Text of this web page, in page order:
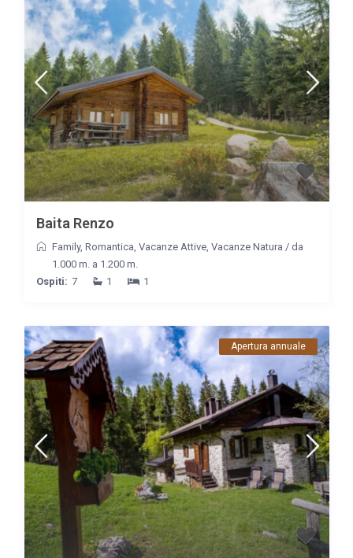
Baita Renzo
Family, Romantica, Vacanze Attive, Vacanze Natura / da
1.000 m. a 1.200 m.
Ospiti: 7 1 1
Apertura annuale